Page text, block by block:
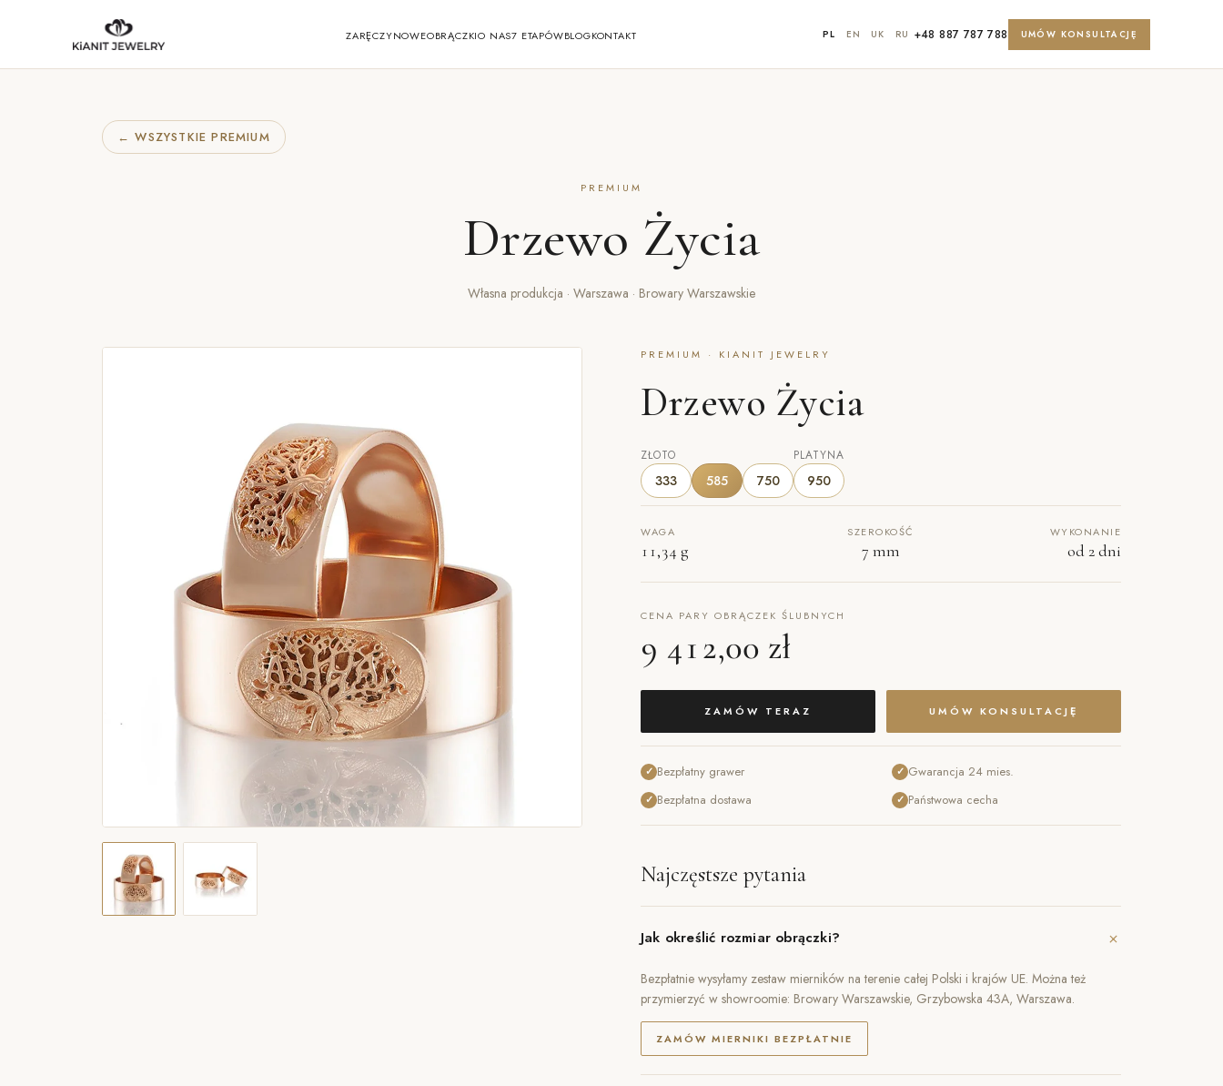
ZARĘCZYNOWEOBRĄCZKIO NAS7 ETAPÓWBLOGKONTAKT PL EN UK RU +48 887 787 788 UMÓW KONSULTACJĘ
← WSZYSTKIE PREMIUM
PREMIUM
Drzewo Życia
Własna produkcja · Warszawa · Browary Warszawskie
PREMIUM · KIANIT JEWELRY
Drzewo Życia
ZŁOTO
333 585 750
PLATYNA
950
WAGA
11,34 g
SZEROKOŚĆ
7 mm
WYKONANIE
od 2 dni
CENA PARY OBRĄCZEK ŚLUBNYCH
9 412,00 zł
ZAMÓW TERAZ UMÓW KONSULTACJĘ
✓ Bezpłatny grawer
✓ Bezpłatna dostawa
✓ Gwarancja 24 mies.
✓ Państwowa cecha
Najczęstsze pytania
Jak określić rozmiar obrączki? +
Bezpłatnie wysyłamy zestaw mierników na terenie całej Polski i krajów UE. Można też
przymierzyć w showroomie: Browary Warszawskie, Grzybowska 43A, Warszawa.
ZAMÓW MIERNIKI BEZPŁATNIE